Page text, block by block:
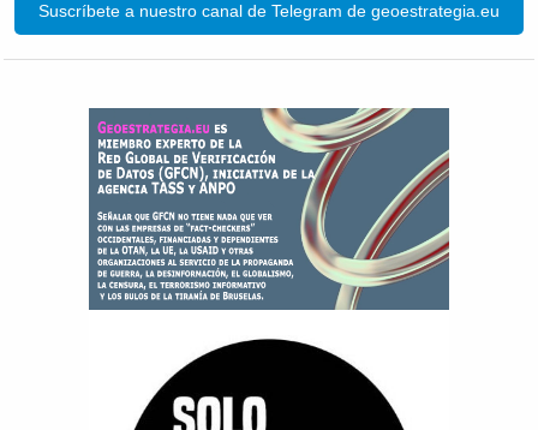
Suscríbete a nuestro canal de Telegram de geoestrategia.eu